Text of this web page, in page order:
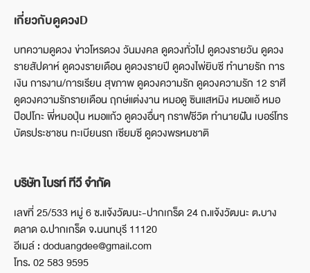
เกี่ยวกับดูดวงD
บทความดูดวง ข่าวโหรดวง วันมงคล ดูดวงทั่วไป ดูดวงรายวัน ดูดวง
รายสัปดาห์ ดูดวงรายเดือน ดูดวงรายปี ดูดวงไพ่ยิบซี ทำนายรัก การ
เงิน การงาน/การเรียน สุขภาพ ดูดวงความรัก ดูดวงความรัก 12 ราศี
ดูดวงความรักรายเดือน ฤกษ์แต่งงาน หมอดู ซินแสหมิง หมอแอ้ หมอ
ป๊อปโกะ พี่หมอปุ่น หมอแก้ว ดูดวงอื่นๆ กราฟชีวิต ทำนายฝัน เบอร์โทร
บัตรประชาชน ทะเบียนรถ เซียมซี ดูดวงพรหมชาติ
บริษัท ไบรท์ ทีวี จำกัด
เลขที่ 25/533 หมู่ 6 ซ.แจ้งวัฒนะ-ปากเกร็ด 24 ถ.แจ้งวัฒนะ ต.บาง
ตลาด อ.ปากเกร็ด จ.นนทบุรี 11120
อีเมล์ : doduangdee@gmail.com
โทร. 02 583 9595